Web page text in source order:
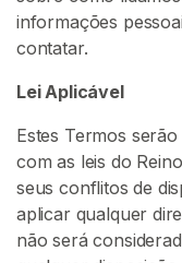
informações
contatar.
Lei Aplicável
Estes Termos
com as leis do
seus conflitos de
aplicar qualquer
não será
n
d
e
d
r
e
s
C